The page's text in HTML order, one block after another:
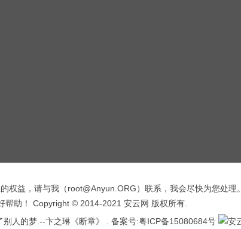
权益，请与我（root@Anyun.ORG）联系，我会尽快为您处理。
助！ Copyright © 2014-2021 安云网 版权所有.
人的梦.--卞之琳《断章》 . 备案号:粤ICP备15080684号